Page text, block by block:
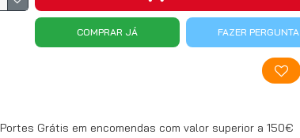
Portes Grátis em encomendas com valor superior a 150€
COMPRAR JÁ FAZER PERGUNTA